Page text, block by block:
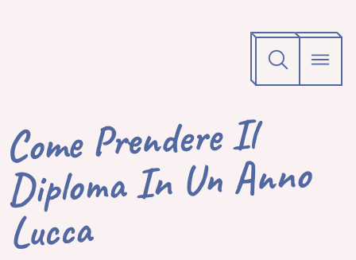
Come Prendere Il
Diploma In Un Anno
Lucca